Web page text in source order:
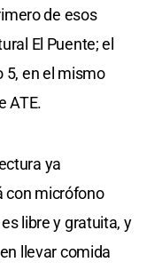
de esos
El Puente; el
5, en el mismo
ATE.
ya
con micrófono
libre y gratuita, y
llevar comida